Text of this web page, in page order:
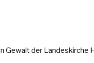
Gewalt der Landeskirche